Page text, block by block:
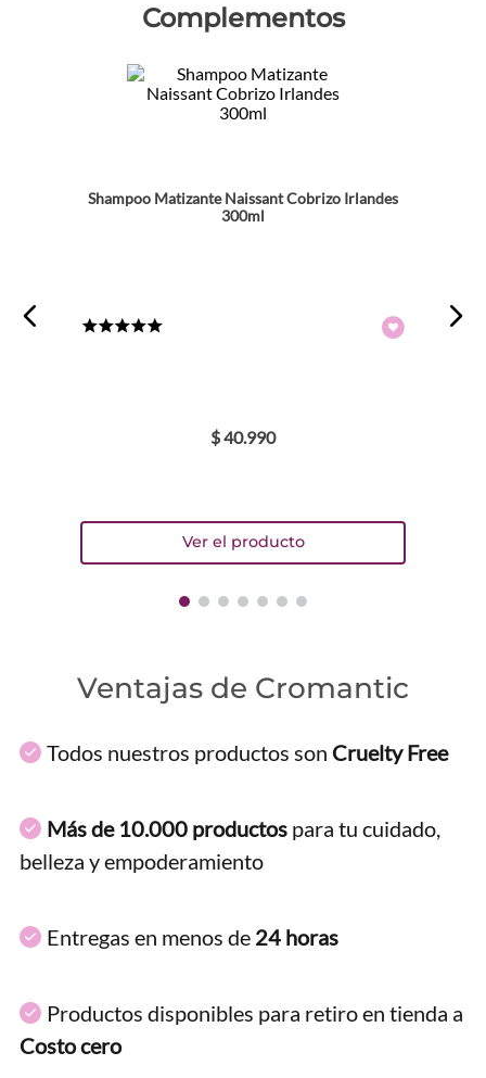
Dirección de email
ENVIAR COMENTARIO
Complementos
Shampoo Matizante Naissant Cobrizo Irlandes
300ml
$40.990
Ventajas de Cromantic
Todos nuestros productos son Cruelty Free
Más de 10.000 productos para tu cuidado,
belleza y empoderamiento
Entregas en menos de 24 horas
Productos disponibles para retiro en tienda a
Costo cero